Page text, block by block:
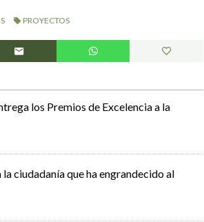
PROYECTOS
los Premios de Excelencia a la
ciudadanía que ha engrandecido al